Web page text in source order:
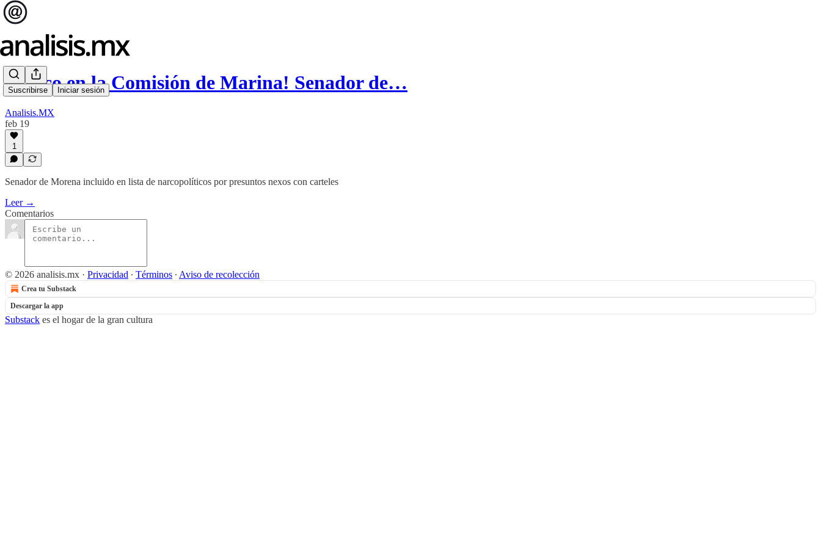
Suscribirse Iniciar sesión
¡Narco en la Comisión de Marina! Senador de…
Analisis.MX
feb 19
1
Senador de Morena incluido en lista de narcopolíticos por presuntos nexos con carteles
Leer →
Comentarios
© 2026 analisis.mx · Privacidad ∙ Términos ∙ Aviso de recolección
Crea tu Substack
Descargar la app
Substack es el hogar de la gran cultura